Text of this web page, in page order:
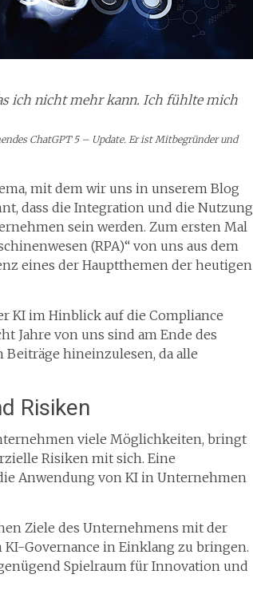
ich nicht mehr kann. Ich fühlte mich
ChatGPT 5 – Update. Er ist Mitbegründer und
mit dem wir uns in unserem Blog
dass die Integration und die Nutzung
sein werden. Zum ersten Mal
(RPA)“ von uns aus dem
eines der Hauptthemen der heutigen
KI im Hinblick auf die Compliance
Jahre von uns sind am Ende des
hineinzulesen, da alle
Risiken
viele Möglichkeiten, bringt
Risiken mit sich. Eine
Anwendung von KI in Unternehmen
Ziele des Unternehmens mit der
Governance in Einklang zu bringen.
Spielraum für Innovation und